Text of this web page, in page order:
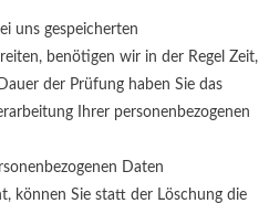
uns gespeicherten
benötigen wir in der Regel Zeit,
der Prüfung haben Sie das
Ihrer personenbezogenen
Daten
können Sie statt der Löschung die